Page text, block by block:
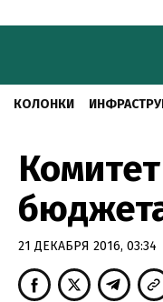
КОЛОНКИ
21 ДЕКАБРЯ 2016, 03:34